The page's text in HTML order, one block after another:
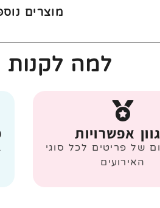
מוצרים
למה לקנות
אפשרויות
של פריטים לכל סוגי
האירועים